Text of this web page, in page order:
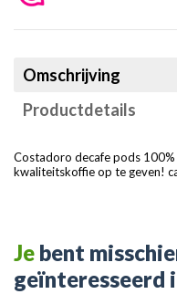
Omschrijving
Productdetails
Costadoro decafe pods
kwaliteitskoffie op te geven!
Je bent
geïnteresseerd